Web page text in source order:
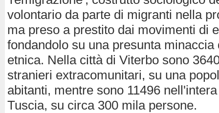
volontario da parte di migranti nella
ma preso a prestito dai movimenti di
fondandolo su una presunta minaccia
etnica. Nella città di Viterbo sono
stranieri extracomunitari, su una
abitanti, mentre sono 11496
Tuscia, su circa 300 mila persone.